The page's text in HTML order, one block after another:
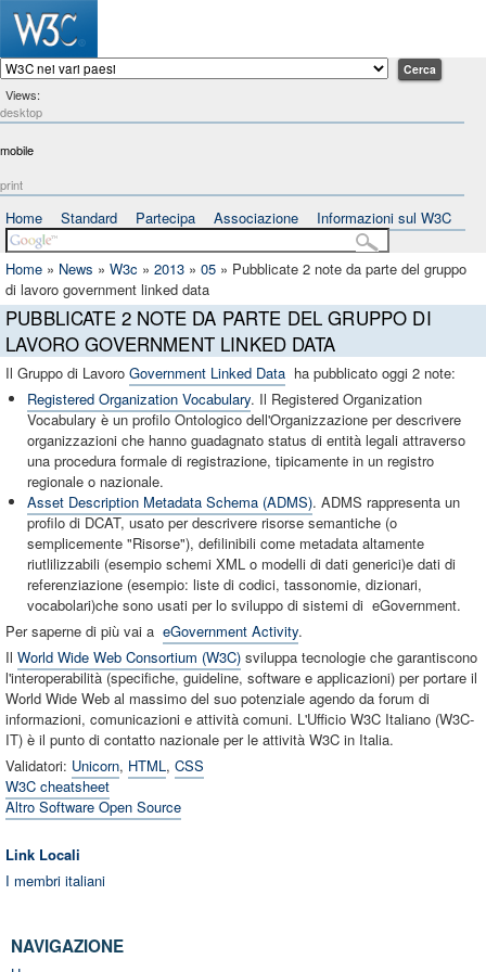
Views:
desktop
mobile
print
Home Standard Partecipa Associazione Informazioni sul W3C
Home » News » W3c » 2013 » 05 » Pubblicate 2 note da parte del gruppo
di lavoro government linked data
PUBBLICATE 2 NOTE DA PARTE DEL GRUPPO DI
LAVORO GOVERNMENT LINKED DATA
Il Gruppo di Lavoro Government Linked Data ha pubblicato oggi 2 note:
Registered Organization Vocabulary. Il Registered Organization
Vocabulary è un profilo Ontologico dell'Organizzazione per descrivere
organizzazioni che hanno guadagnato status di entità legali attraverso
una procedura formale di registrazione, tipicamente in un registro
regionale o nazionale.
Asset Description Metadata Schema (ADMS). ADMS rappresenta un
profilo di DCAT, usato per descrivere risorse semantiche (o
semplicemente "Risorse"), defilinibili come metadata altamente
riutlilizzabili (esempio schemi XML o modelli di dati generici)e dati di
referenziazione (esempio: liste di codici, tassonomie, dizionari,
vocabolari)che sono usati per lo sviluppo di sistemi di eGovernment.
Per saperne di più vai a eGovernment Activity.
Il World Wide Web Consortium (W3C) sviluppa tecnologie che garantiscono
l'interoperabilità (specifiche, guideline, software e applicazioni) per portare il
World Wide Web al massimo del suo potenziale agendo da forum di
informazioni, comunicazioni e attività comuni. L'Ufficio W3C Italiano (W3C-
IT) è il punto di contatto nazionale per le attività W3C in Italia.
Validatori: Unicorn, HTML, CSS
W3C cheatsheet
Altro Software Open Source
Link Locali
I membri italiani
NAVIGAZIONE